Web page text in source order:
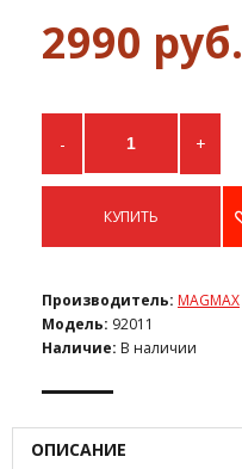
2990 руб.
- +
КУПИТЬ
Производитель: MAGMAX
Модель: 92011
Наличие: В наличии
ОПИСАНИЕ